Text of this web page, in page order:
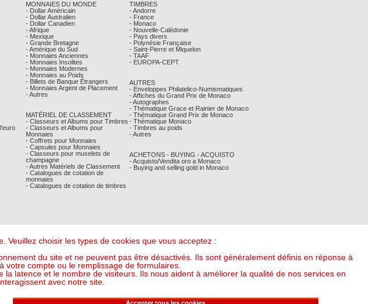
MONNAIES DU MONDE
- Dollar Américain
- Dollar Australien
- Dollar Canadien
- Afrique
- Mexique
- Grande Bretagne
- Amérique du Sud
- Monnaies Anciennes
- Monnaies Insolites
- Monnaies Modernes
- Monnaies au Poids
- Billets de Banque Étrangers
- Monnaies Argent de Placement
- Autres
MATÉRIEL DE CLASSEMENT
- Classeurs et Albums pour Timbres
- Classeurs et Albums pour
Monnaies
- Coffrets pour Monnaies
- Capsules pour Monnaies
- Classeurs pour muselets de
champagne
- Autres Matériels de Classement
- Catalogues de cotation de
monnaies
- Catalogues de cotation de timbres
TIMBRES
- Andorre
- France
- Monaco
- Nouvelle-Calédonie
- Pays divers
- Polynésie Française
- Saint-Pierre et Miquelon
- TAAF
- EUROPA-CEPT
AUTRES
- Enveloppes Philatelico-Numismatiques
- Affiches du Grand Prix de Monaco
- Autographes
- Thématique Grace et Rainier de Monaco
- Thématique Grand Prix de Monaco
- Thématique Monaco
- Timbres au poids
- Autres
ACHETONS - BUYING - ACQUISTO
- Acquisto/Vendita oro a Monaco
- Buying and selling gold in Monaco
de Monaco 2026
Veuillez choisir les types de cookies que vous acceptez :
du site et ne peuvent pas être désactivés. Ils sont généralement définis en réponse à
compte ou le remplissage de formulaires.
latence et le nombre de visiteurs. Ils nous aident à améliorer la qualité de nos services en
avec notre site.